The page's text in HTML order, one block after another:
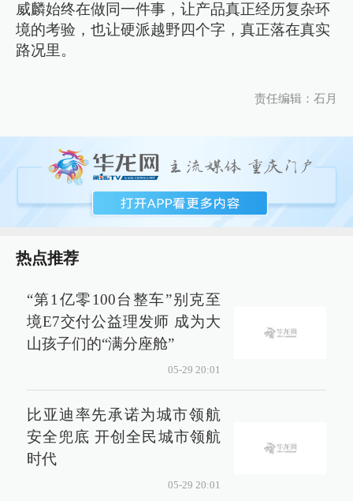
威麟始终在做同一件事，让产品真正经历复杂环
境的考验，也让硬派越野四个字，真正落在真实
路况里。
责任编辑：石月
热点推荐
“第1亿零100台整车”别克至
境E7交付公益理发师 成为大
山孩子们的“满分座舱”
05-29 20:01
比亚迪率先承诺为城市领航
安全兜底 开创全民城市领航
时代
05-29 20:01